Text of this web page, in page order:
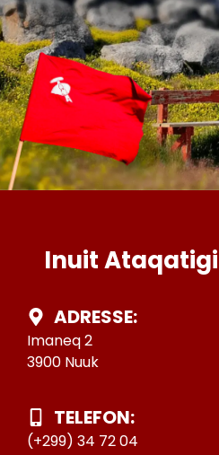
Inuit
ADRESSE:
Imaneq 2
3900 Nuuk
TELEFON:
(+299) 34 72 04